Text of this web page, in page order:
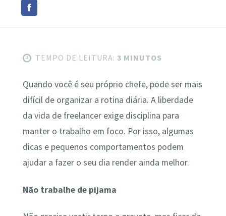
TEMPO DE LEITURA: 3 MINUTOS
Quando você é seu próprio chefe, pode ser mais
difícil de organizar a rotina diária. A liberdade
da vida de freelancer exige disciplina para
manter o trabalho em foco. Por isso, algumas
dicas e pequenos comportamentos podem
ajudar a fazer o seu dia render ainda melhor.
Não trabalhe de pijama